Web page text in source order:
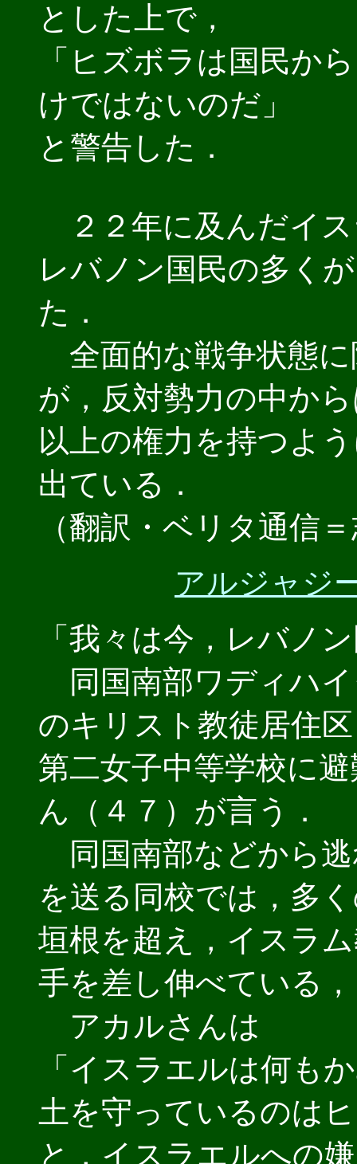
とした上で，
「ヒズボラは国民か
けではないのだ」
と警告した．
２２年に及んだイ
レバノン国民の多く
た．
全面的な戦争状態
が，反対勢力の中か
以上の権力を持つよ
出ている．
（翻訳・ベリタ通信
アルジャジ
「我々は今，レバノ
同国南部ワディハ
のキリスト教徒居住
第二女子中等学校に
ん（４７）が言う．
同国南部などから逃
を送る同校では，多
垣根を超え，イスラ
手を差し伸べている
アカルさんは
「イスラエルは何も
土を守っているのは
と，イスラエルへの